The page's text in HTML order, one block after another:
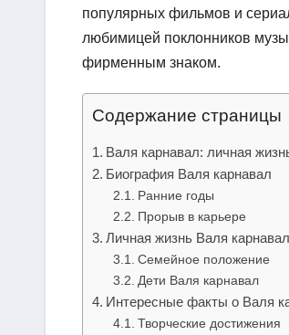
популярных фильмов и
любимицей поклонников
фирменным знаком.
Содержание страницы
Валя карнавал: личная
Биография Валя карнавал
Ранние годы
Прорыв в карьере
Личная жизнь Валя карнавал
Семейное положение
Дети Валя карнавал
Интересные факты о Валя
Творческие достижения